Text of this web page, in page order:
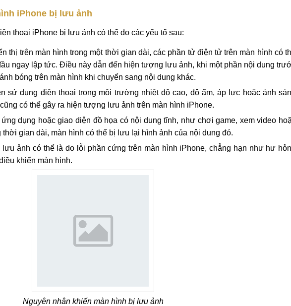
iPhone bị lưu ảnh
thoại iPhone bị lưu ảnh có thể do các yếu tố sau:
thị trên màn hình trong một thời gian dài, các phần tử điện tử trên màn hình có
ngay lập tức. Điều này dẫn đến hiện tượng lưu ảnh, khi một phần nội dung
bóng trên màn hình khi chuyển sang nội dung khác.
sử dụng điện thoại trong môi trường nhiệt độ cao, độ ẩm, áp lực hoặc ánh
có thể gây ra hiện tượng lưu ảnh trên màn hình iPhone.
dụng hoặc giao diện đồ họa có nội dung tĩnh, như chơi game, xem video
thời gian dài, màn hình có thể bị lưu lại hình ảnh của nội dung đó.
ảnh có thể là do lỗi phần cứng trên màn hình iPhone, chẳng hạn như hư
khiển màn hình.
Nguyên nhân khiến màn hình bị lưu ảnh